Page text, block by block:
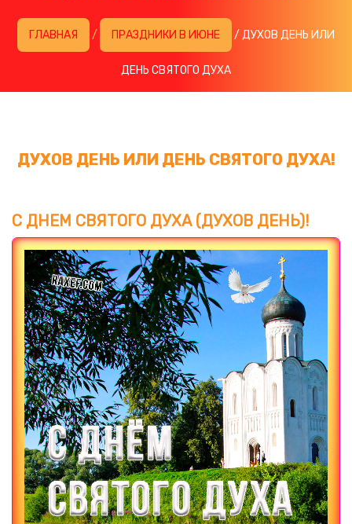
ГЛАВНАЯ / ПРАЗДНИКИ В ИЮНЕ / ДУХОВ ДЕНЬ ИЛИ
ДЕНЬ СВЯТОГО ДУХА
ДУХОВ ДЕНЬ ИЛИ ДЕНЬ СВЯТОГО ДУХА!
С ДНЕМ СВЯТОГО ДУХА (ДУХОВ ДЕНЬ)!
Загрузка картинки...